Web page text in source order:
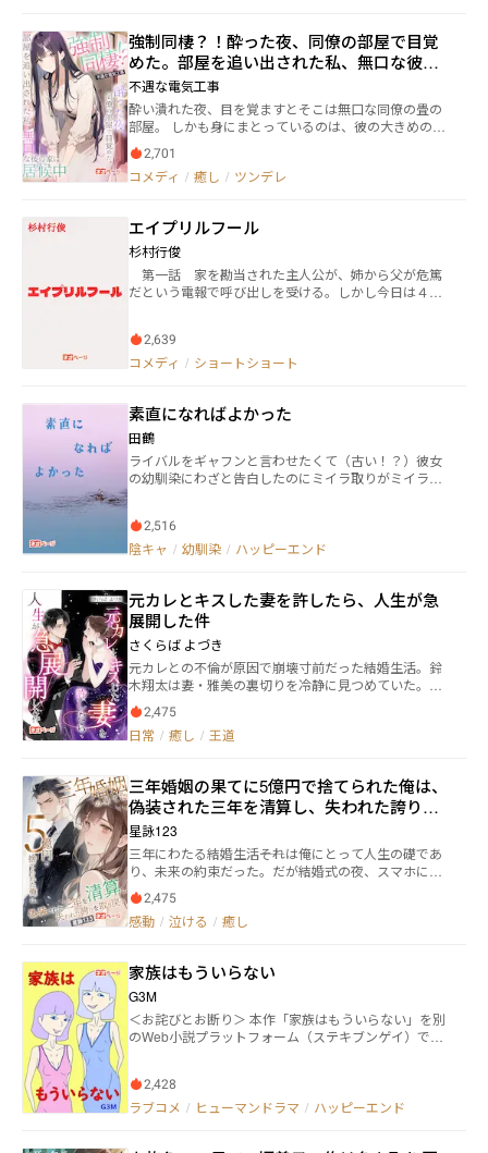
戒めとなる様に記す―― これは古の昔、とあるレンタル店
で働く男と来店客の悲劇の物語―― 誰もがこんな悲劇に見
舞われず、笑顔で過ごせる世界になる事を願って記す――
強制同棲？！酔った夜、同僚の部屋で目覚
めた。部屋を追い出された私、無口な彼の
家に居候中！
不遇な電気工事
酔い潰れた夜、目を覚ますとそこは無口な同僚の畳の
部屋。 しかも身にまとっているのは、彼の大きめのT
シャツだけ――。 行き場を失った峯岸芽衣は、成り行きで
田中健太の家に居候することに。 朝食の味噌汁、並ん
だ歯ブラシ、浴室のボディソープ…… ひとつずつ「彼
くほど優しく、時に距離を詰めてくる。 その視線、そ
の指先、その低い声に、逃げ場のないときめきが全身
を支配する――。 同僚の部屋に転がり込んだだけのはず
が、危うい同棲生活がいつしか恋と欲望の境界線を壊
していく。
2,701
コメディ / 癒し / ツンデレ
エイプリルフール
杉村行俊
第一話 家を勘当された主人公が、姉から父が危篤
だという電報で呼び出しを受ける。しかし今日は４月
にやってみた主人公。ある日自分の姿が消えていた。
第三話 アンガーマネジメントの講師がある人物か
をなだめようとするのだった。
2,639
コメディ / ショートショート
素直になればよかった
田鶴
ライバルをギャフンと言わせたくて（古い！？）彼女
の幼馴染にわざと告白したのにミイラ取りがミイラに
張りな女の子の話。 津軽弁が物語の重要な要素になっ
ています（の予定でした）が、作者自身は津軽弁ネイ
ん。訂正、アドバイス等、ありましたら、是非教えて
下さるとうれしいです。それと、作者自身には方言に
対して偏見はありません。あくまで物語の登場人物の
観点ということでご了承下さい。 他サイトでも投稿し
ています。
2,516
陰キャ / 幼馴染 / ハッピーエンド
元カレとキスした妻を許したら、人生が急
展開した件
さくらば よづき
元カレとの不倫が原因で崩壊寸前だった結婚生活。鈴
木翔太は妻・雅美の裏切りを冷静に見つめていた。あ
る日、雅美が元カレと交わしたキスを目撃した翔太
は、意外な反応で周囲を震撼させる。傷つけられた
愛、裏切られた信頼、そして消えかけた絆。二人の関
自分がどれだけ夫を傷つけてきたかに気付いていく。
愛と裏切り、許しと再生を描く感動の人間ドラマ。
2,475
日常 / 癒し / 王道
三年婚姻の果てに5億円で捨てられた俺は、
偽装された三年を清算し、失われた誇りを
取り戻す
星詠123
三年にわたる結婚生活――それは俺にとって人生の礎であ
り、未来の約束だった。だが結婚式の夜、スマホに届
いたのは「5億円」の入金通知と〈これで清算です〉と
いう残酷な一文。壇上で誓いを交わすはずの妻は、別
の男と並び立ち、三年間の婚姻を虚構と笑い飛ばし
り、俺は必死に証拠を集めるが、相手は逆に「原告の
不適切行為」を捏造し、世論さえも味方につけようと
していた。 やがて浮かび上がる密会の記録、友人の証
言、そして妻の背後に潜む巨大な影――三年間の真実は少
しずつ姿を現し始める。 だが、最後に暴かれるのは本
い“もう一つの真実”が待ち受けているのか――。
2,475
感動 / 泣ける / 癒し
家族はもういらない
G3M
＜お詫びとお断り＞ 本作「家族はもういらない」を別
のWeb小説プラットフォーム（ステキブンゲイ）で有
かけして申し訳ありません。また、これまでのご愛読
に心から感謝いたします。 ちなみに、本作の移転先の
2,428
ラブコメ / ヒューマンドラマ / ハッピーエンド